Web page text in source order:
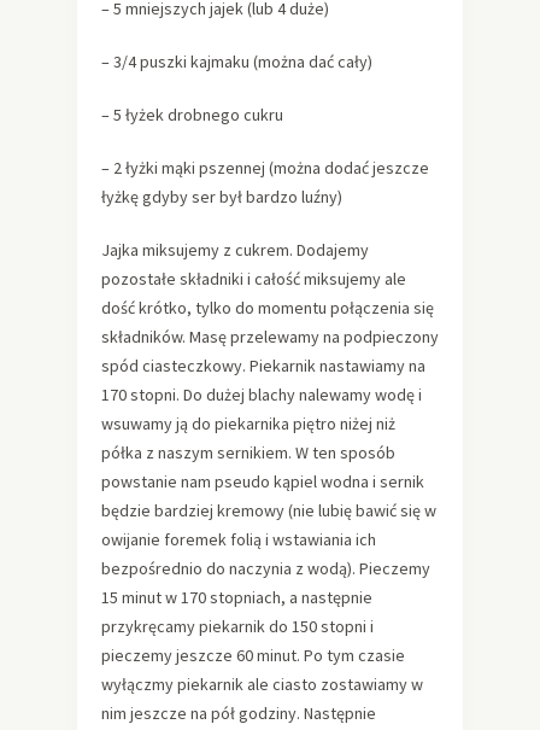
– 5 mniejszych jajek (lub 4 duże)
– 3/4 puszki kajmaku (można dać cały)
– 5 łyżek drobnego cukru
– 2 łyżki mąki pszennej (można dodać jeszcze
łyżkę gdyby ser był bardzo luźny)
Jajka miksujemy z cukrem. Dodajemy
pozostałe składniki i całość miksujemy ale
dość krótko, tylko do momentu połączenia się
składników. Masę przelewamy na podpieczony
spód ciasteczkowy. Piekarnik nastawiamy na
170 stopni. Do dużej blachy nalewamy wodę i
wsuwamy ją do piekarnika piętro niżej niż
półka z naszym sernikiem. W ten sposób
powstanie nam pseudo kąpiel wodna i sernik
będzie bardziej kremowy (nie lubię bawić się w
owijanie foremek folią i wstawiania ich
bezpośrednio do naczynia z wodą). Pieczemy
15 minut w 170 stopniach, a następnie
przykręcamy piekarnik do 150 stopni i
pieczemy jeszcze 60 minut. Po tym czasie
wyłączmy piekarnik ale ciasto zostawiamy w
nim jeszcze na pół godziny. Następnie